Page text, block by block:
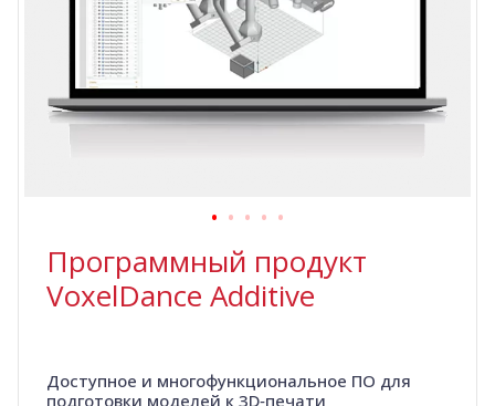
Программный продукт
VoxelDance Additive
Доступное и многофункциональное ПО для
подготовки моделей к 3D‑печати